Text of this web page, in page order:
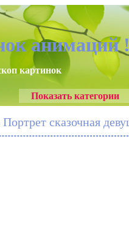
анимаций
картинок
Показать категории
сказочная